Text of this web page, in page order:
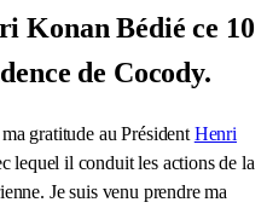
Konan Bédié ce 10
de Cocody.
gratitude au Président Henri
lequel il conduit les actions de la
Je suis venu prendre ma